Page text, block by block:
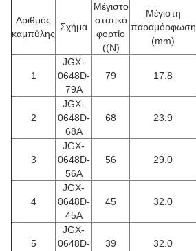
Αριθμός
καμπύλης
Σχήμα
Μέγιστο
στατικό
φορτίο
((N)
Μέγιστη
παραμόρφωση
(mm)
1
JGX-
0648D-
79A
79 17.8
2
JGX-
0648D-
68A
68 23.9
3
JGX-
0648D-
56A
56 29.0
4
JGX-
0648D-
45A
45 32.0
5
JGX-
0648D-
39 32.0